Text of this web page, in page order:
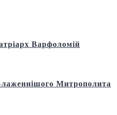
Варфоломій
Митрополита